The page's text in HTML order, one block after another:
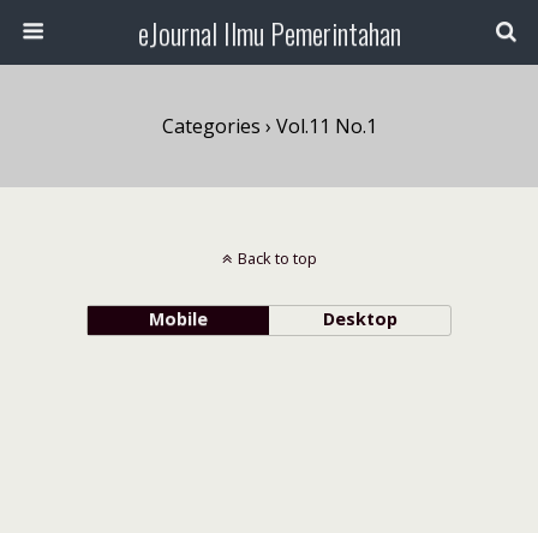
eJournal Ilmu Pemerintahan
Categories › Vol.11 No.1
Back to top
Mobile Desktop